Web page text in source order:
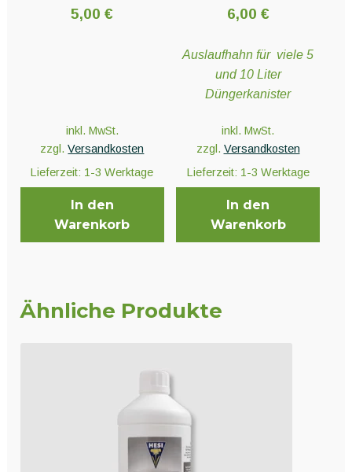
5,00€
inkl. MwSt.
zzgl.Versandkosten
Lieferzeit: 1-3 Werktage
In den
Warenkorb
6,00 €
Auslaufhahn für viele 5
und 10 Liter
Düngerkanister
inkl. MwSt.
zzgl. Versandkosten
Lieferzeit: 1-3 Werktage
In den
Warenkorb
Ähnliche Produkte